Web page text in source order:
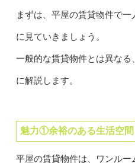
まずは、平屋の賃貸物件で
に見ていきましょう。
一般的な賃貸物件とは異な
に解説します。
魅力①余裕のある生活空間
平屋の賃貸物件は、ワンル